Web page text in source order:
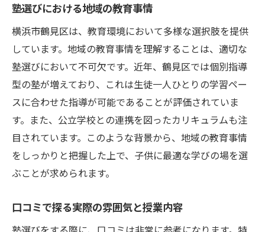
塾選びにおける地域の教育事情
横浜市鶴見区は、教育環境において多様な選択肢を提供
しています。地域の教育事情を理解することは、適切な
塾選びにおいて不可欠です。近年、鶴見区では個別指導
型の塾が増えており、これは生徒一人ひとりの学習ペー
スに合わせた指導が可能であることが評価されていま
す。また、公立学校との連携を図ったカリキュラムも注
目されています。このような背景から、地域の教育事情
をしっかりと把握した上で、子供に最適な学びの場を選
ぶことが求められます。
口コミで探る実際の雰囲気と授業内容